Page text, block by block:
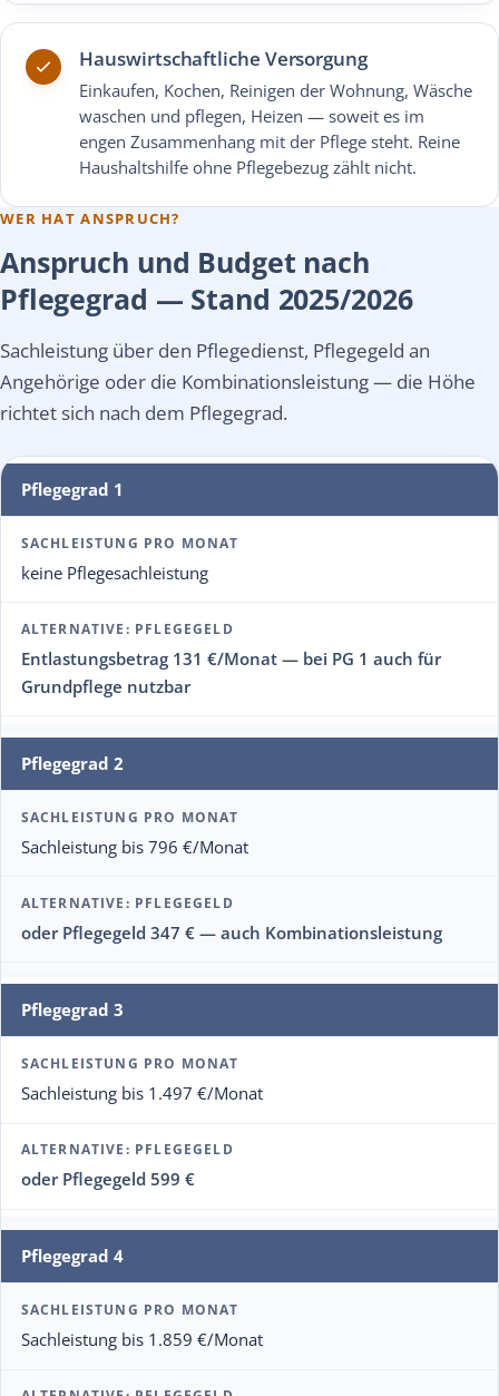
Hauswirtschaftliche Versorgung
Einkaufen, Kochen, Reinigen der Wohnung, Wäsche
waschen und pflegen, Heizen — soweit es im
engen Zusammenhang mit der Pflege steht. Reine
Haushaltshilfe ohne Pflegebezug zählt nicht.
WER HAT ANSPRUCH?
Anspruch und Budget nach
Pflegegrad — Stand 2025/2026
Sachleistung über den Pflegedienst, Pflegegeld an
Angehörige oder die Kombinationsleistung — die Höhe
richtet sich nach dem Pflegegrad.
Kriterium
Sachleistung pro Monat
Pflegegrad 1
keine Pflegesachleistung
Entlastungsbetrag 131 €/Monat — bei PG 1 auch für
Grundpflege nutzbar
Pflegegrad 2
Sachleistung bis 796 €/Monat
oder Pflegegeld 347 € — auch Kombinationsleistung
Pflegegrad 3
Sachleistung bis 1.497 €/Monat
oder Pflegegeld 599 €
Pflegegrad 4
Sachleistung bis 1.859 €/Monat